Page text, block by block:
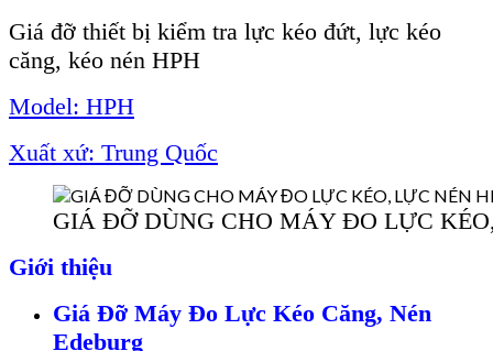
Giá đỡ thiết bị kiểm tra lực kéo đứt, lực kéo
căng, kéo nén HPH
Model: HPH
Xuất xứ: Trung Quốc
GIÁ ĐỠ DÙNG CHO MÁY ĐO LỰC
Giới thiệu
Giá Đỡ Máy Đo Lực Kéo Căng, Nén
Edeburg